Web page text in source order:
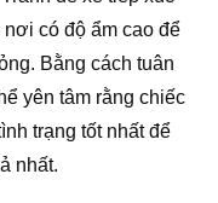
có độ ẩm cao để
Bằng cách tuân
yên tâm rằng chiếc
trạng tốt nhất để
nhất.